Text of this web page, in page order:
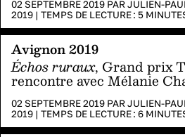
02 SEPTEMBRE 2019 PARJULIEN-
2019 | TEMPS DE LECTURE : 5
Avignon 2019
Échos ruraux, Grand prix
rencontre avec Mélanie
02 SEPTEMBRE 2019 PARJULIEN-
2019 | TEMPS DE LECTURE : 6